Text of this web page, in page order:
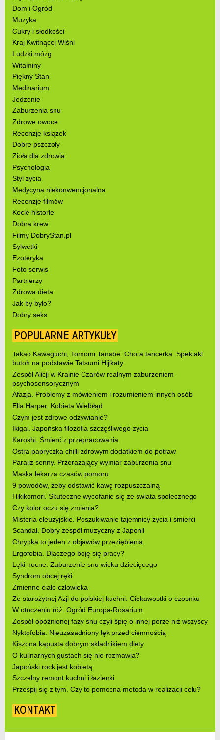
Dom i Ogród
Muzyka
Cukry i słodkości
Kraj Kwitnącej Wiśni
Ludzki mózg
Witaminy
Piękny Stan
Medinarium
Jedzenie
Zaburzenia snu
Zdrowe owoce
Recenzje książek
Dobre pszczoły
Zioła dla zdrowia
Psychologia
Styl życia
Medycyna niekonwencjonalna
Recenzje filmów
Kocie historie
Dobra krew
Filmy DobryStan.pl
Sylwetki
Ezoteryka
Foto serwis
Partnerzy
Zdrowa dieta
Jak by było?
Dobry seks
POPULARNE ARTYKUŁY
Takao Kawaguchi, Tomomi Tanabe: Chora tancerka. Spektakl
butoh na podstawie Tatsumi Hijikaty
Zespół Alicji w Krainie Czarów realnym zaburzeniem
psychosensorycznym
Afazja. Problemy z mówieniem i rozumieniem innych osób
Ella Harper. Kobieta Wielbłąd
Czym jest zdrowe odżywianie?
Ikigai. Japońska filozofia szczęśliwego życia
Karōshi. Śmierć z przepracowania
Ostra papryczka chilli zdrowym dodatkiem do potraw
Paraliż senny. Przerażający wymiar zaburzenia snu
Maska lekarza czasów pomoru
9 powodów, żeby odstawić kawę rozpuszczalną
Hikikomori. Skuteczne wycofanie się ze świata społecznego
Czy kolor oczu się zmienia?
Misteria eleuzyjskie. Poszukiwanie tajemnicy życia i śmierci
Scandal. Dobry zespół muzyczny z Japonii
Chrypka to jeden z objawów przeziębienia
Ergofobia. Dlaczego boję się pracy?
Lęki nocne. Zaburzenie snu wieku dziecięcego
Syndrom obcej ręki
Zmienne ciało człowieka
Ze starożytnej Azji do polskiej kuchni. Ciekawostki o czosnku
W otoczeniu róż. Ogród Europa-Rosarium
Zespół opóźnionej fazy snu czyli śpię o innej porze niż wszyscy
Nyktofobia. Nieuzasadniony lęk przed ciemnością
Kiszona kapusta dobrym składnikiem diety
O kulinarnych gustach się nie rozmawia?
Japoński rock jest kobietą
Szczelny remont kuchni i łazienki
Prześpij się z tym. Czy to pomocna metoda w realizacji celu?
KONTAKT